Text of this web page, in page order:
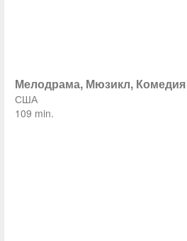
Мелодрама, Мюзикл, Комедия
США
109 min.